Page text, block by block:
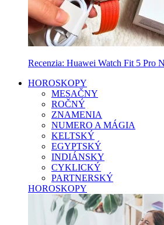
Recenzia: Huawei Watch Fit 5 Pro
HOROSKOPY
MESAČNY
ROČNÝ
ZNAMENIA
NUMERO A MÁGIA
KELTSKÝ
EGYPTSKÝ
INDIÁNSKY
CYKLICKÝ
PARTNERSKÝ
HOROSKOPY